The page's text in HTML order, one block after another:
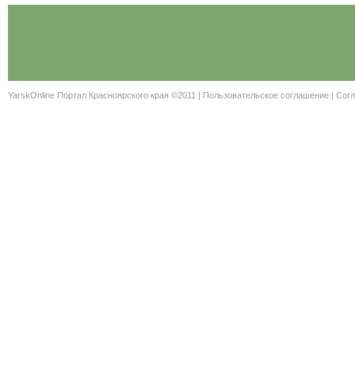
YarskOnline Портал Красноярского края ©2011 | Пользовательское соглашение |